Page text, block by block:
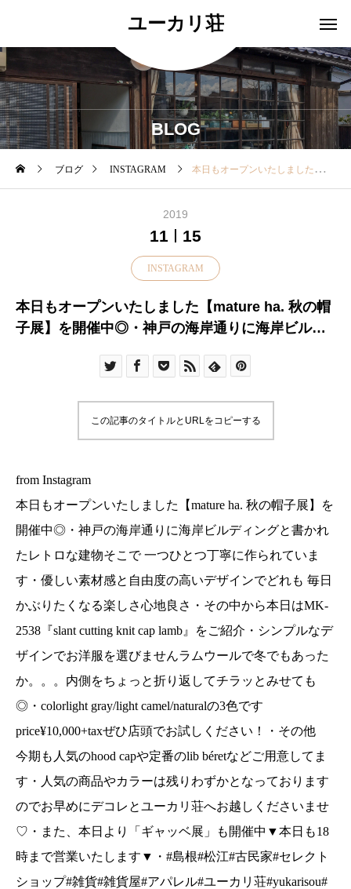
ユーカリ荘
BLOG
ブログ INSTAGRAM 本日もオープンいたしました【mature ha. 秋の帽子展】を開催中◎・神戸の海岸通りに海岸ビルディングと書かれたレトロな建物そこで 一つひとつ丁寧に作られています・優しい素材感と自由度の高いデザインでどれも 毎日かぶりたくなる楽しさ心地良さ・その中から本日はMK-2538『slant cutting knit cap lamb』をご紹介・シンプルなデザインでお洋服を選びませんラムウールで冬でもあったか。。。内側をちょっと折り返してチラッとみせても◎・colorlight gray/light camel/naturalの3色ですprice¥10,000+taxぜひ店頭でお試しください！・その他 今期も人気のhood capや定番のlib béretなどご用意してます・人気の商品やカラーは残りわずかとなっておりますのでお早めにデコレとユーカリ荘へお越しくださいませ♡・また、本日より「ギャッベ展」も開催中▼本日も18時まで営業いたします▼・#島根#松江#古民家#セレクトショップ#雑貨#雑貨屋#アパレル#ユーカリ荘#yukarisou#デコレ#decolle#姉妹店@decolle_apparel @decolle_matsue#2店舗同時開催#帽子#帽子展#秋#autumn#冬#winter#matureha#イベント#ギャッベ#キリム#島根旅行#島根観光#松江旅行#松江観光
2019
11 15
INSTAGRAM
本日もオープンいたしました【mature ha. 秋の帽
子展】を開催中◎・神戸の海岸通りに海岸ビルデ
丁寧に作られています・優しい素材感と自由度の
心地良さ・その中から本日はMK-2538『slant
あったか。。。内側をちょっと折り返してチラッ
とみせても◎・colorlight gray/light
頭でお試しください！・その他 今期も人気の
hood capや定番のlib béretなどご用意してます・
人気の商品やカラーは残りわずかとなっておりま
すのでお早めにデコレとユーカリ荘へお越しくだ
さいませ♡・また、本日より「ギャッベ展」も開
催中▼本日も18時まで営業いたします▼・#島根#
松江#古民家#セレクトショップ#雑貨#雑貨屋#ア
パレル#ユーカリ荘#yukarisou#デコレ#decolle#
姉妹店@decolle_apparel @decolle_matsue#2店
舗同時開催#帽子#帽子展#秋#autumn#冬
#winter#matureha#イベント#ギャッベ#キリム#
島根旅行#島根観光#松江旅行#松江観光
この記事のタイトルとURLをコピーする
from Instagram
本日もオープンいたしました【mature ha. 秋の帽子展】を
開催中◎・神戸の海岸通りに海岸ビルディングと書かれ
たレトロな建物そこで 一つひとつ丁寧に作られていま
す・優しい素材感と自由度の高いデザインでどれも 毎日
かぶりたくなる楽しさ心地良さ・その中から本日はMK-
2538『slant cutting knit cap lamb』をご紹介・シンプルなデ
ザインでお洋服を選びませんラムウールで冬でもあった
か。。。内側をちょっと折り返してチラッとみせても
◎・colorlight gray/light camel/naturalの3色です
price¥10,000+taxぜひ店頭でお試しください！・その他
今期も人気のhood capや定番のlib béretなどご用意してま
す・人気の商品やカラーは残りわずかとなっております
のでお早めにデコレとユーカリ荘へお越しくださいませ
♡・また、本日より「ギャッベ展」も開催中▼本日も18
時まで営業いたします▼・#島根#松江#古民家#セレクト
ショップ#雑貨#雑貨屋#アパレル#ユーカリ荘#yukarisou#